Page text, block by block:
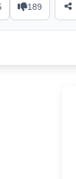
189